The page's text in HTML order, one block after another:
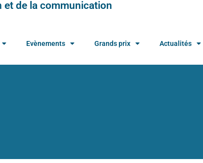
et de la communication
Evènements Grands prix Actualités